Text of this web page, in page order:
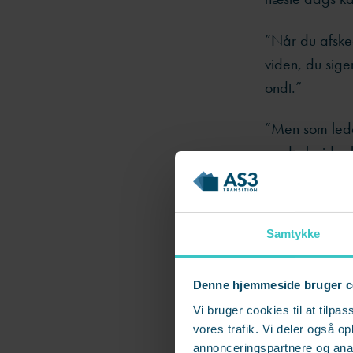
Samtykke
Denne hjemmeside bruger
Vi bruger cookies til at
vores trafik. Vi deler også
annonceringspartnere og
”Når du
viden, du
ondt.”
”Men som
medarbejder
Det første
og
”Der må ikke
juridisk
Når den